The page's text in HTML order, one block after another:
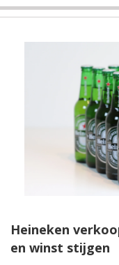
Heineken
en winst stijgen